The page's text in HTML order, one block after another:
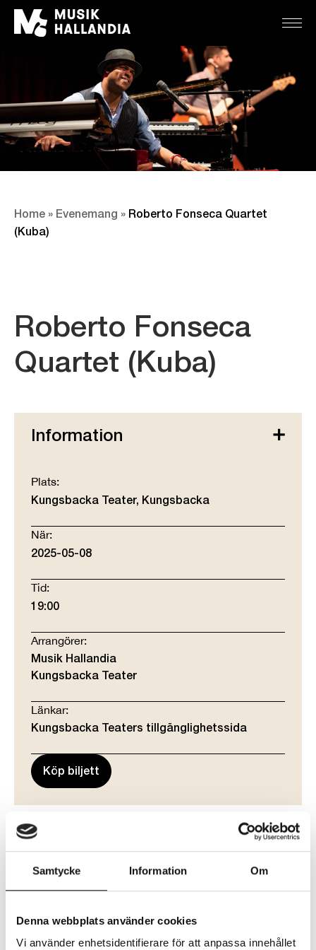
Samtycke Information Om
Denna webbplats använder cookies
Vi använder enhetsidentifierare för att anpassa innehållet
Home » Evenemang » Roberto Fonseca Quartet
(Kuba)
Roberto Fonseca
Quartet (Kuba)
Roberto Fonseca Quartet spelar kubansk jazz i
världsklass. Roberto Fonseca är musikern som
inledde sin bana i Buena Vista Social Club, gjort
raketkarriär som soloartist och som av många anses
återuppståndelse. Missa inte chansen att uppleva
denna kvartett där du kan förvänta dig en kväll av
Information
Plats:
Kungsbacka Teater, Kungsbacka
När:
2025-05-08
Tid:
19:00
Arrangörer:
Musik Hallandia
Kungsbacka Teater
Länkar:
Kungsbacka Teaters tillgänglighetssida
Köp biljett